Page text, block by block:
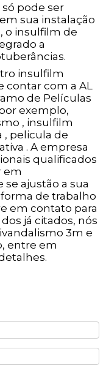
pode ser
sua instalação
o insulfilm de
a
insulfilm
com a AL
de Películas
exemplo,
, insulfilm
, pelicula de
. A empresa
qualificados
em
ajustão a sua
de trabalho
em contato para
já citados, nós
3m e
entre em